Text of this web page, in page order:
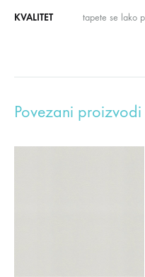
KVALITET tapete se lako
Povezani proizvodi